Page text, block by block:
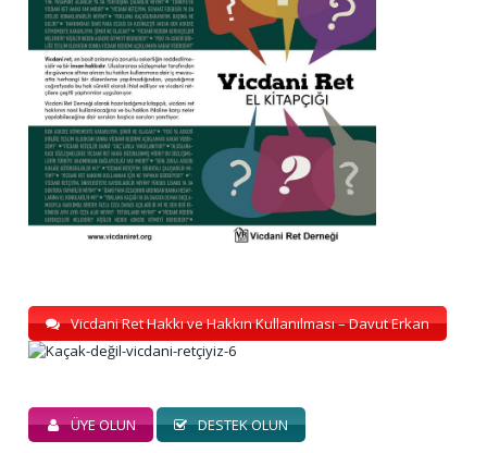
Vicdani Ret Hakkı ve Hakkın Kullanılması – Davut Erkan
ÜYE OLUN DESTEK OLUN